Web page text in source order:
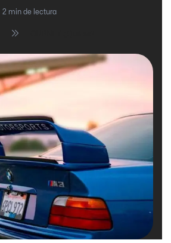
2 min de lectura